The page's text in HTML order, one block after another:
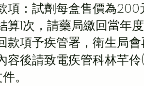
項：試劑每盒售價為
算1次，請藥局繳回當年
款項予疾管署，衛生局
容後請致電疾管科林芊
。